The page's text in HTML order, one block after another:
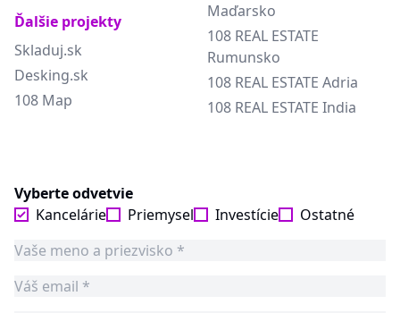
Ďalšie projekty
Skladuj.sk
Desking.sk
108 Map
Maďarsko
108 REAL ESTATE
Rumunsko
108 REAL ESTATE Adria
108 REAL ESTATE India
Vyberte odvetvie
Kancelárie
Priemysel Investície Ostatné